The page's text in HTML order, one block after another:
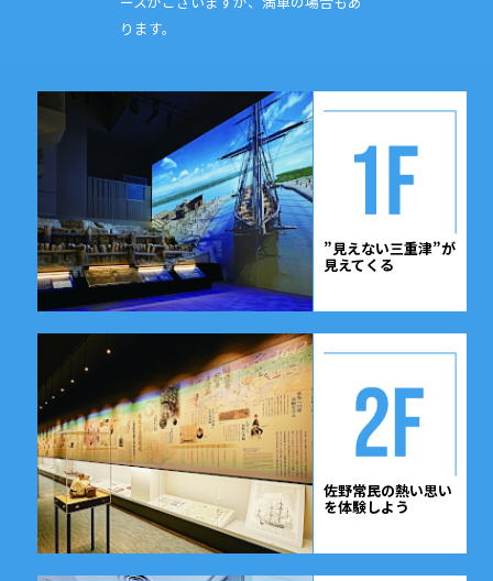
ります。
”見えない三重津”が
見えてくる
佐野常民の熱い思い
を体験しよう